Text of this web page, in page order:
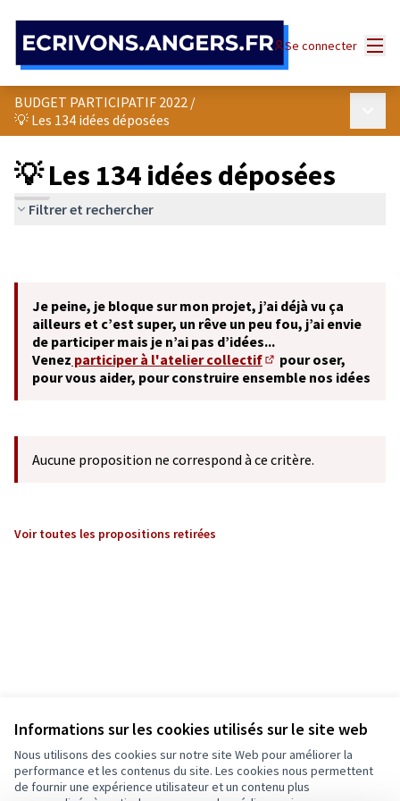
Informations sur les cookies utilisés sur le site web
Nous utilisons des cookies sur notre site Web pour améliorer la
performance et les contenus du site. Les cookies nous permettent
de fournir une expérience utilisateur et un contenu plus
Se connecter
BUDGET PARTICIPATIF 2022 /
💡 Les 134 idées déposées
💡 Les 134 idées déposées
Filtrer et rechercher
Je peine, je bloque sur mon projet, j’ai déjà vu ça
ailleurs et c’est super, un rêve un peu fou, j’ai envie
de participer mais je n’ai pas d’idées...
Venez participer à l'atelier collectif
(S'ouvre dans un
pour oser,
pour vous aider, pour construire ensemble nos idées
Aucune proposition ne correspond à ce critère.
Voir toutes les propositions retirées